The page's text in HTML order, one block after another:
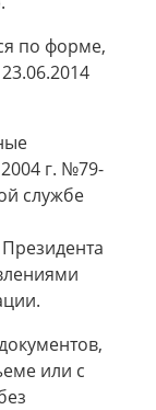
по форме,
г. №79-
службе
или с